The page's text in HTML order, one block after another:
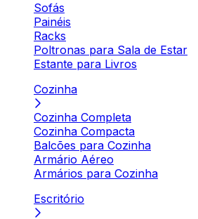
Sofás
Painéis
Racks
Poltronas para Sala de Estar
Estante para Livros
Cozinha
Cozinha Completa
Cozinha Compacta
Balcões para Cozinha
Armário Aéreo
Armários para Cozinha
Escritório